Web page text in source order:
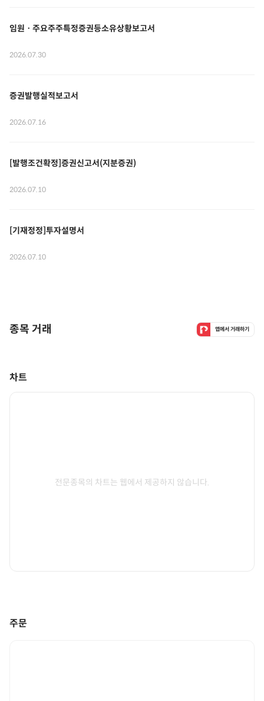
임원ㆍ주요주주특정증권등소유상황보고서
2026.07.30
증권발행실적보고서
2026.07.16
[발행조건확정]증권신고서(지분증권)
2026.07.10
[기재정정]투자설명서
2026.07.10
종목 거래 앱에서 거래하기
차트
전문종목의 차트는 웹에서 제공하지 않습니다.
주문